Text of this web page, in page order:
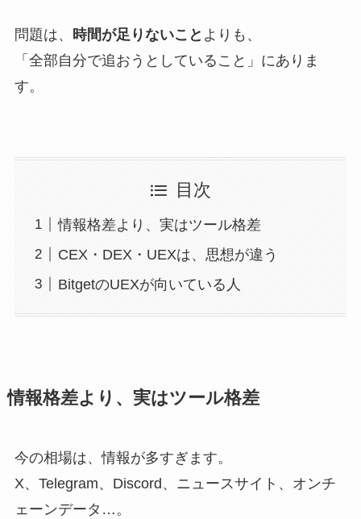
問題は、 時間が足りないこと よりも、
「全部自分で追おうとしていること」にありま
す。
目次
情報格差より、実はツール格差
CEX・DEX・UEXは、思想が違う
BitgetのUEXが向いている人
情報格差より、実はツール格差
今の相場は、情報が多すぎます。
X、Telegram、Discord、ニュースサイト、オンチ
ェーンデータ…。